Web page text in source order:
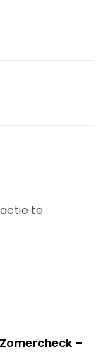
te
–